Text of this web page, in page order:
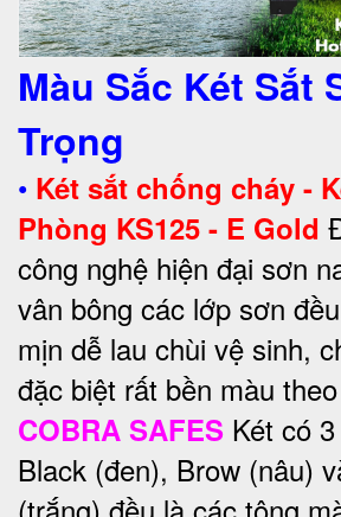
Màu Sắc Két Sắt
Trọng
• Két sắt chống cháy -
Phòng KS125 - E Gold
công nghệ hiện đại sơn
vân bông các lớp sơn
mịn dễ lau chùi vệ sinh,
đặc biệt rất bền màu
COBRA SAFES Két có
Black (đen), Brow (nâu)